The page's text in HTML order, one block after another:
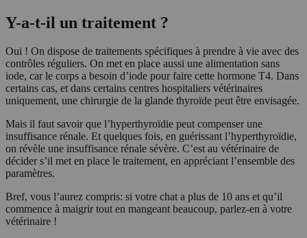
Y-a-t-il un traitement ?
Oui ! On dispose de traitements spécifiques à prendre à vie avec des
contrôles réguliers. On met en place aussi une alimentation sans
iode, car le corps a besoin d’iode pour faire cette hormone T4. Dans
certains cas, et dans certains centres hospitaliers vétérinaires
uniquement, une chirurgie de la glande thyroïde peut être envisagée.
Mais il faut savoir que l’hyperthyroïdie peut compenser une
insuffisance rénale. Et quelques fois, en guérissant l’hyperthyroïdie,
on révèle une insuffisance rénale sévère. C’est au vétérinaire de
décider s’il met en place le traitement, en appréciant l’ensemble des
paramètres.
Bref, vous l’aurez compris: si votre chat a plus de 10 ans et qu’il
commence à maigrir tout en mangeant beaucoup, parlez-en à votre
vétérinaire !